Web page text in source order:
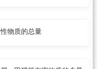
物质的总量